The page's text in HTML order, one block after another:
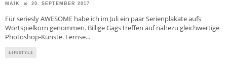
MAIK 20. SEPTEMBER 2017
Für seriesly AWESOME habe ich im Juli ein paar Serienplakate aufs
Wortspielkorn genommen. Billige Gags treffen auf nahezu gleichwertige
Photoshop-Künste. Fernse...
LIFESTYLE